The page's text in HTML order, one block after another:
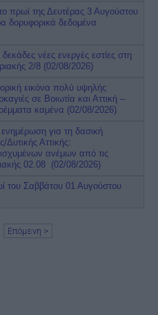
πρωί της Δευτέρας 3 Αυγούστου
δορυφορικά δεδομένα
νέες ενεργές εστίες στη
2/8 (02/08/2026)
εικόνα πολύ υψηλής
σε Βοιωτία και Αττική –
καμένα (02/08/2026)
για τη δασική
Δυτικής Αττικής:
ανέμων από τις
02.08 (02/08/2026)
του Σαββάτου 01 Αυγούστου
Επόμενη >